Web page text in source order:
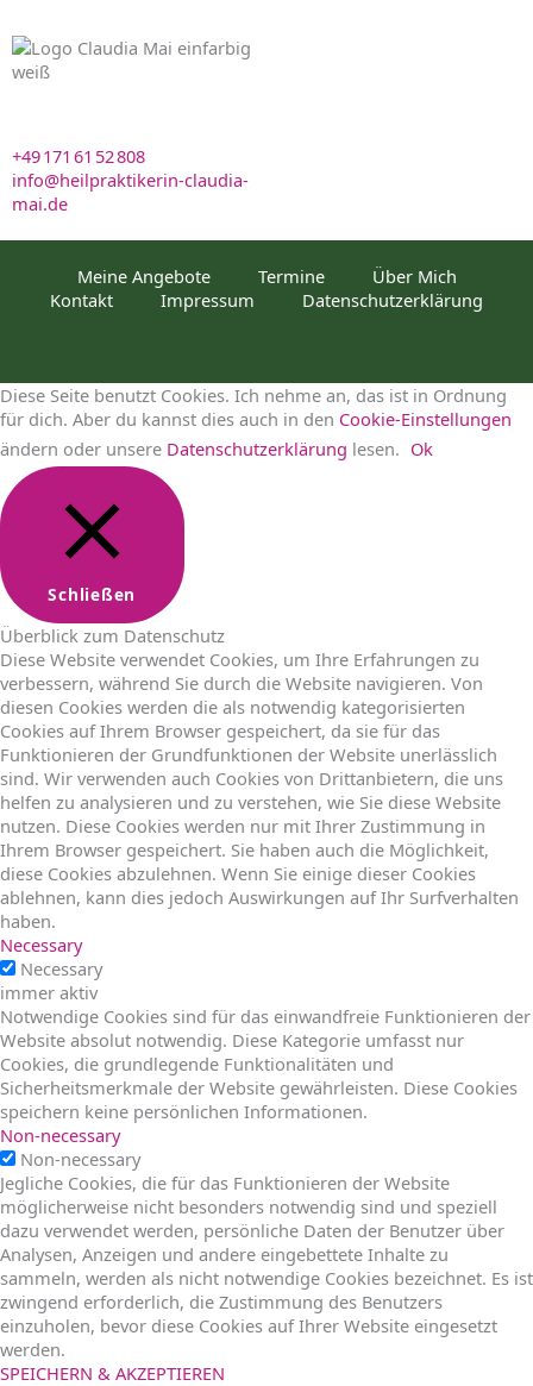
+49 171 61 52 808
info@heilpraktikerin-claudia-
mai.de
Meine Angebote Termine
Über Mich
Kontakt
Impressum Datenschutzerklärung
Diese Seite benutzt Cookies. Ich nehme an, das ist in Ordnung
für dich. Aber du kannst dies auch in den Cookie-Einstellungen
ändern oder unsere Datenschutzerklärung lesen. Ok
Schließen
Überblick zum Datenschutz
Diese Website verwendet Cookies, um Ihre Erfahrungen zu
verbessern, während Sie durch die Website navigieren. Von
diesen Cookies werden die als notwendig kategorisierten
Cookies auf Ihrem Browser gespeichert, da sie für das
Funktionieren der Grundfunktionen der Website unerlässlich
sind. Wir verwenden auch Cookies von Drittanbietern, die uns
helfen zu analysieren und zu verstehen, wie Sie diese Website
nutzen. Diese Cookies werden nur mit Ihrer Zustimmung in
Ihrem Browser gespeichert. Sie haben auch die Möglichkeit,
diese Cookies abzulehnen. Wenn Sie einige dieser Cookies
ablehnen, kann dies jedoch Auswirkungen auf Ihr Surfverhalten
haben.
Necessary
Necessary
immer aktiv
Notwendige Cookies sind für das einwandfreie Funktionieren der
Website absolut notwendig. Diese Kategorie umfasst nur
Cookies, die grundlegende Funktionalitäten und
Sicherheitsmerkmale der Website gewährleisten. Diese Cookies
speichern keine persönlichen Informationen.
Non-necessary
Non-necessary
Jegliche Cookies, die für das Funktionieren der Website
möglicherweise nicht besonders notwendig sind und speziell
dazu verwendet werden, persönliche Daten der Benutzer über
Analysen, Anzeigen und andere eingebettete Inhalte zu
sammeln, werden als nicht notwendige Cookies bezeichnet. Es ist
zwingend erforderlich, die Zustimmung des Benutzers
einzuholen, bevor diese Cookies auf Ihrer Website eingesetzt
werden.
SPEICHERN & AKZEPTIEREN